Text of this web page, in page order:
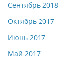
Сентябрь 2018
Октябрь 2017
Июнь 2017
Май 2017